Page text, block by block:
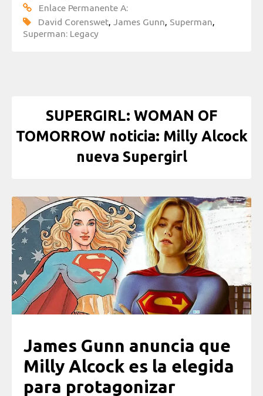
Enlace Permanente A:
David Corenswet, James Gunn, Superman,
Superman: Legacy
SUPERGIRL: WOMAN OF
TOMORROW noticia: Milly Alcock
nueva Supergirl
James Gunn anuncia que
Milly Alcock es la elegida
para protagonizar